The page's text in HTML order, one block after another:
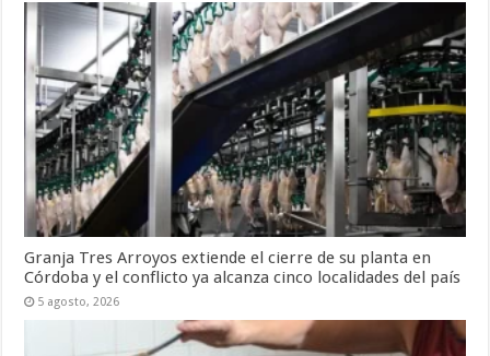
Granja Tres Arroyos extiende el cierre de su planta en
Córdoba y el conflicto ya alcanza cinco localidades del país
5 agosto, 2026